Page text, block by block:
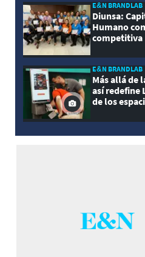
E&N BRANDLAB
Diunsa:
Humano
competitiva
E&N BRANDLAB
Más allá de
así redefine
de los